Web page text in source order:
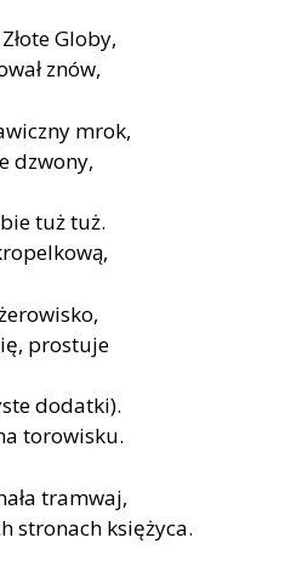
Globy,
znów,
mrok,
dzwony,
tuż tuż.
prostuje
dodatki).
torowisku.
tramwaj,
stronach księżyca.